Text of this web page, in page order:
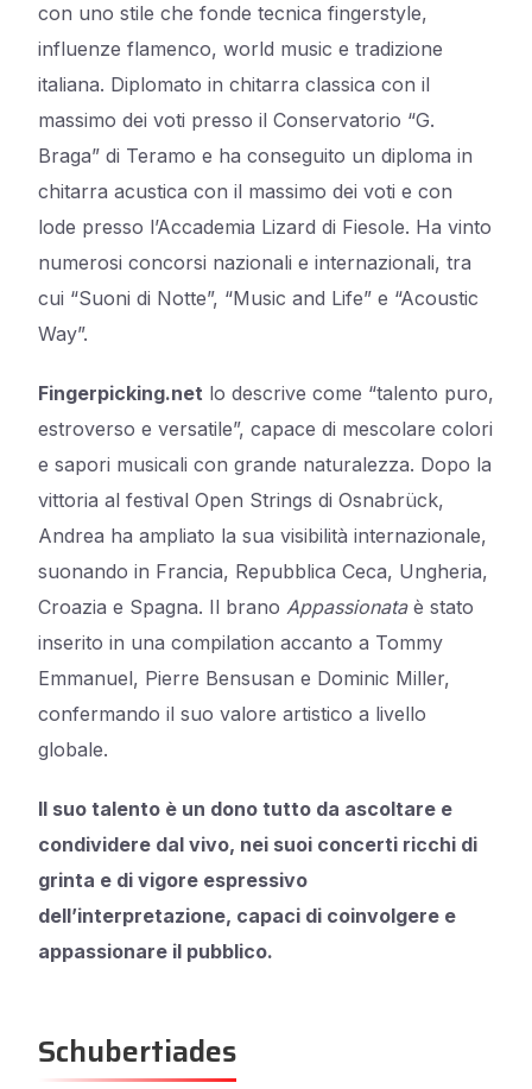
con uno stile che fonde tecnica fingerstyle,
influenze flamenco, world music e tradizione
italiana. Diplomato in chitarra classica con il
massimo dei voti presso il Conservatorio “G.
Braga” di Teramo e ha conseguito un diploma in
chitarra acustica con il massimo dei voti e con
lode presso l’Accademia Lizard di Fiesole. Ha vinto
numerosi concorsi nazionali e internazionali, tra
cui “Suoni di Notte”, “Music and Life” e “Acoustic
Way”.
Fingerpicking.net lo descrive come “talento puro,
estroverso e versatile”, capace di mescolare colori
e sapori musicali con grande naturalezza. Dopo la
vittoria al festival Open Strings di Osnabrück,
Andrea ha ampliato la sua visibilità internazionale,
suonando in Francia, Repubblica Ceca, Ungheria,
Croazia e Spagna. Il brano Appassionataè stato
inserito in una compilation accanto a Tommy
Emmanuel, Pierre Bensusan e Dominic Miller,
confermando il suo valore artistico a livello
globale.
Il suo talento è un dono tutto da ascoltare e
condividere dal vivo, nei suoi concerti ricchi di
grinta e di vigore espressivo
dell’interpretazione, capaci di coinvolgere e
appassionare il pubblico.
Schubertiades